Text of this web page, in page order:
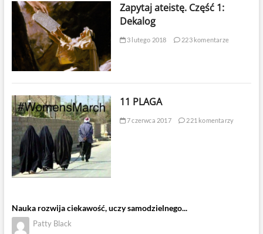
Zapytaj ateistę. Część 1:
Dekalog
3 lutego 2018 223 komentarze
11 PLAGA
7 czerwca 2017 221 komentarzy
Nauka rozwija ciekawość, uczy samodzielnego...
Patty Black